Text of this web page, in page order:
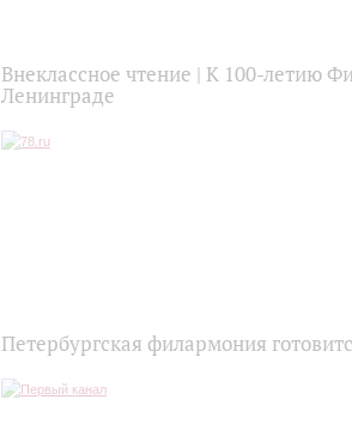
Внеклассное чтение | К 100-летию
Ленинграде
Петербургская филармония